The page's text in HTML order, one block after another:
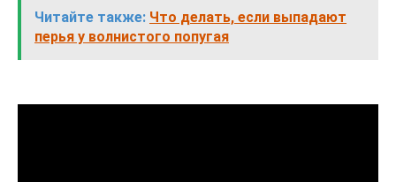
Читайте также: Что делать, если выпадают
перья у волнистого попугая